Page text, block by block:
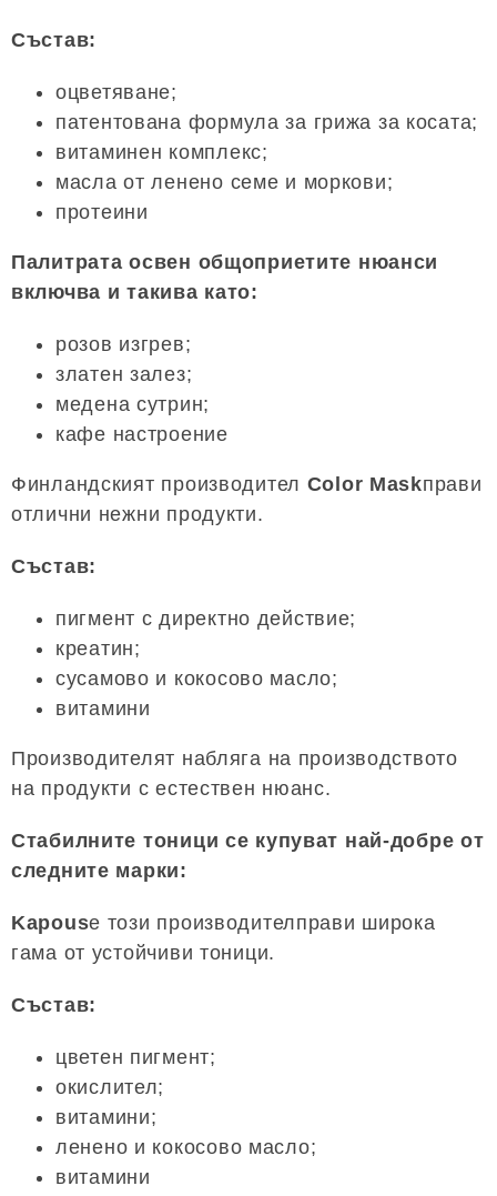
Състав:
оцветяване;
патентована формула за грижа за косата;
витаминен комплекс;
масла от ленено семе и моркови;
протеини
Палитрата освен общоприетите нюанси
включва и такива като:
розов изгрев;
златен залез;
медена сутрин;
кафе настроение
Финландският производител Color Maskправи
отлични нежни продукти.
Състав:
пигмент с директно действие;
креатин;
сусамово и кокосово масло;
витамини
Производителят набляга на производството
на продукти с естествен нюанс.
Стабилните тоници се купуват най-добре от
следните марки:
Kapousе този производителправи широка
гама от устойчиви тоници.
Състав:
цветен пигмент;
окислител;
витамини;
ленено и кокосово масло;
витамини